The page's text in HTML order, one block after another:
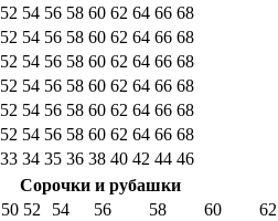
52 54 56 58 60 62 64 66 68
52 54 56 58 60 62 64 66 68
52 54 56 58 60 62 64 66 68
52 54 56 58 60 62 64 66 68
52 54 56 58 60 62 64 66 68
52 54 56 58 60 62 64 66 68
33 34 35 36 38 40 42 44 46
Сорочки и рубашки
50 52 54 56 58 60
62